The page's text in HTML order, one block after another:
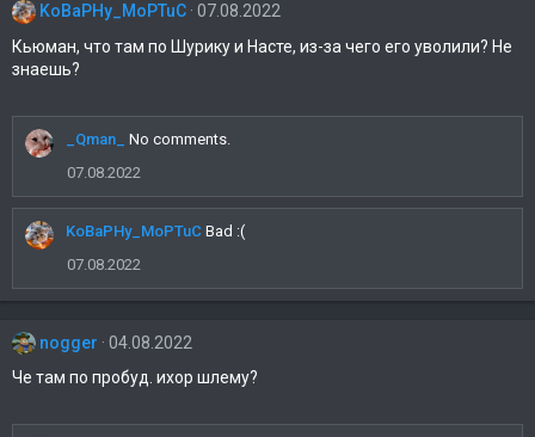
KoBaPHy_MoPTuC 07.08.2022
Кьюман, что там по Шурику и Насте, из-за чего его уволили? Не
знаешь?
_Qman_
No comments.
07.08.2022
KoBaPHy_MoPTuC Bad :(
07.08.2022
nogger
04.08.2022
Че там по пробуд. ихор шлему?